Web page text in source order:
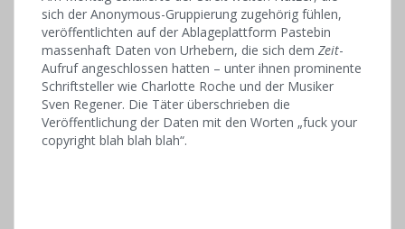
sich der Anonymous-Gruppierung zugehörig fühlen,
veröffentlichten auf der Ablageplattform Pastebin
massenhaft Daten von Urhebern, die sich dem Zeit-
Aufruf angeschlossen hatten – unter ihnen prominente
Schriftsteller wie Charlotte Roche und der Musiker
Sven Regener. Die Täter überschrieben die
Veröffentlichung der Daten mit den Worten „fuck your
copyright blah blah blah“.